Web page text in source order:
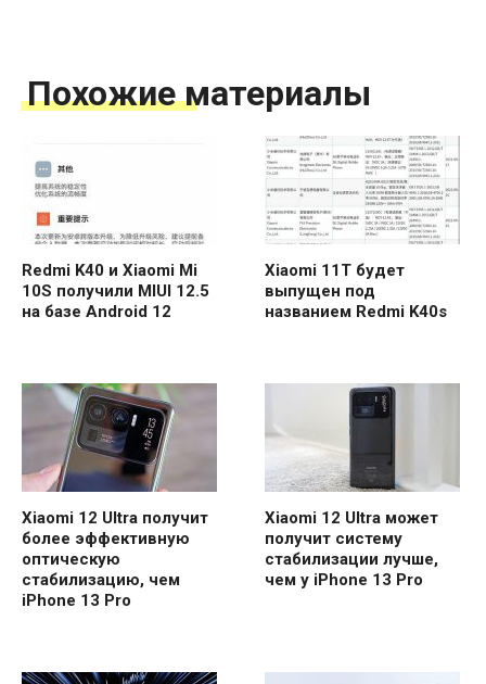
Похожие материалы
Redmi K40 и Xiaomi Mi
10S получили MIUI 12.5
на базе Android 12
Xiaomi 11T будет
выпущен под
названием Redmi K40s
Xiaomi 12 Ultra получит
более эффективную
оптическую
стабилизацию, чем
iPhone 13 Pro
Xiaomi 12 Ultra может
получит систему
стабилизации лучше,
чем у iPhone 13 Pro